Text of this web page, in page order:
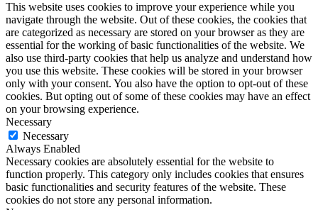
This website uses cookies to improve your experience while you
navigate through the website. Out of these cookies, the cookies that
are categorized as necessary are stored on your browser as they are
essential for the working of basic functionalities of the website. We
also use third-party cookies that help us analyze and understand how
you use this website. These cookies will be stored in your browser
only with your consent. You also have the option to opt-out of these
cookies. But opting out of some of these cookies may have an effect
on your browsing experience.
Necessary
Necessary
Always Enabled
Necessary cookies are absolutely essential for the website to
function properly. This category only includes cookies that ensures
basic functionalities and security features of the website. These
cookies do not store any personal information.